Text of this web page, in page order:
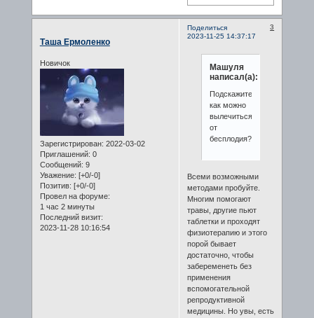
Поделиться
3
2023-11-25 14:37:17
Таша Ермоленко
Новичок
Зарегистрирован: 2022-03-02
Приглашений: 0
Сообщений: 9
Уважение: [+0/-0]
Позитив: [+0/-0]
Провел на форуме:
1 час 2 минуты
Последний визит:
2023-11-28 10:16:54
Машуля
написал(а):
Подскажите
как можно
вылечиться
от
бесплодия?
Всеми возможными
методами пробуйте.
Многим помогают
травы, другие пьют
таблетки и проходят
физиотерапию и этого
порой бывает
достаточно, чтобы
забеременеть без
применения
вспомогательной
репродуктивной
медицины. Но увы, есть